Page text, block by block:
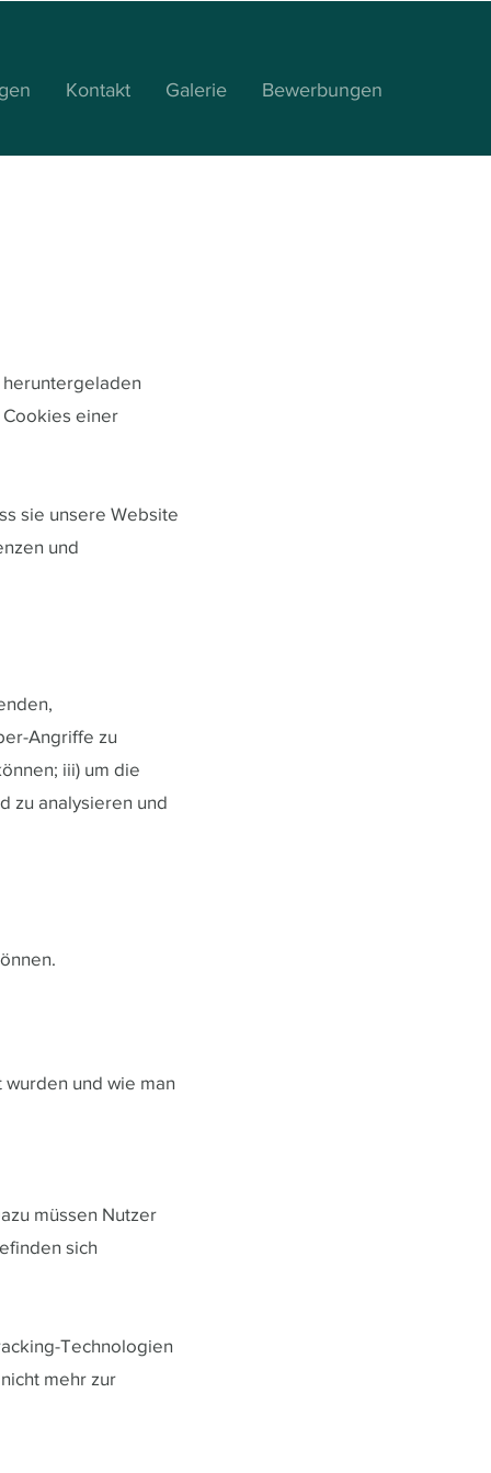
Kontakt Galerie Bewerbungen
heruntergeladen
einer
sie unsere Website
und
Angriffe zu
iii) um die
zu analysieren und
und wie man
müssen Nutzer
sich
Technologien
mehr zur